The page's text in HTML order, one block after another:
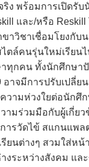
ริง พร้อมการเปิดรั
และ/หรือ
าวิชาเชื่อมโยงกับ
ตล์คนรุ่นใหม่เรียน
ทุกคน ทั้งนักศึกษา
าจมีการปรับเปลี่ย
วามห่วงใยต่อนักศึก
มร่วมมือกับผู้เกี่ยว
การวัดไข้ สแกนแพ
รียนต่างๆ สวมใส่ห
งระหว่างสังคม แล